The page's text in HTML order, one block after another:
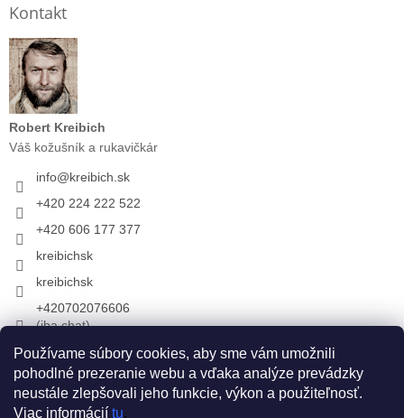
Používame súbory cookies, aby sme vám umožnili
pohodlné prezeranie webu a vďaka analýze prevádzky
neustále zlepšovali jeho funkcie, výkon a použiteľnosť.
Viac informácií tu.
Kontakt
Robert Kreibich
Váš kožušník a rukavičkár
info@kreibich.sk
+420 224 222 522
+420 606 177 377
kreibichsk
kreibichsk
+420702076606
(iba chat)
Prijímame online platby